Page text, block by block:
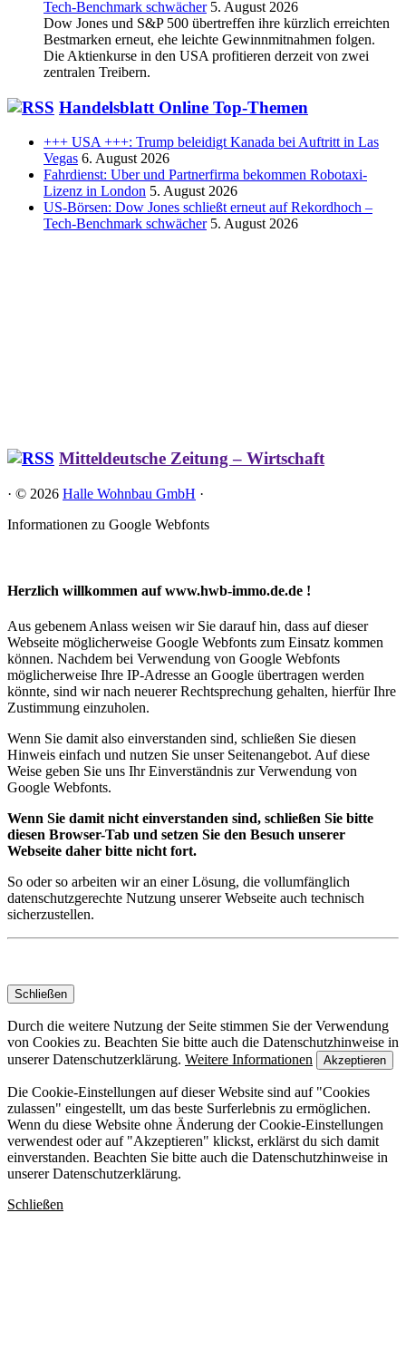
Tech-Benchmark schwächer 5. August 2026
Dow Jones und S&P 500 übertreffen ihre kürzlich erreichten
Bestmarken erneut, ehe leichte Gewinnmitnahmen folgen.
Die Aktienkurse in den USA profitieren derzeit von zwei
zentralen Treibern.
Handelsblatt Online Top-Themen
+++ USA +++: Trump beleidigt Kanada bei Auftritt in Las
Vegas 6. August 2026
Fahrdienst: Uber und Partnerfirma bekommen Robotaxi-
Lizenz in London 5. August 2026
US-Börsen: Dow Jones schließt erneut auf Rekordhoch –
Tech-Benchmark schwächer 5. August 2026
Mitteldeutsche Zeitung – Wirtschaft
· © 2026 Halle Wohnbau GmbH ·
Informationen zu Google Webfonts
Herzlich willkommen auf www.hwb-immo.de.de !
Aus gebenem Anlass weisen wir Sie darauf hin, dass auf dieser
Webseite möglicherweise Google Webfonts zum Einsatz kommen
können. Nachdem bei Verwendung von Google Webfonts
möglicherweise Ihre IP-Adresse an Google übertragen werden
könnte, sind wir nach neuerer Rechtsprechung gehalten, hierfür Ihre
Zustimmung einzuholen.
Wenn Sie damit also einverstanden sind, schließen Sie diesen
Hinweis einfach und nutzen Sie unser Seitenangebot. Auf diese
Weise geben Sie uns Ihr Einverständnis zur Verwendung von
Google Webfonts.
Wenn Sie damit nicht einverstanden sind, schließen Sie bitte
diesen Browser-Tab und setzen Sie den Besuch unserer
Webseite daher bitte nicht fort.
So oder so arbeiten wir an einer Lösung, die vollumfänglich
datenschutzgerechte Nutzung unserer Webseite auch technisch
sicherzustellen.
Schließen
Durch die weitere Nutzung der Seite stimmen Sie der Verwendung
von Cookies zu. Beachten Sie bitte auch die Datenschutzhinweise in
unserer Datenschutzerklärung. Weitere Informationen Akzeptieren
Die Cookie-Einstellungen auf dieser Website sind auf "Cookies
zulassen" eingestellt, um das beste Surferlebnis zu ermöglichen.
Wenn du diese Website ohne Änderung der Cookie-Einstellungen
verwendest oder auf "Akzeptieren" klickst, erklärst du sich damit
einverstanden. Beachten Sie bitte auch die Datenschutzhinweise in
unserer Datenschutzerklärung.
Schließen